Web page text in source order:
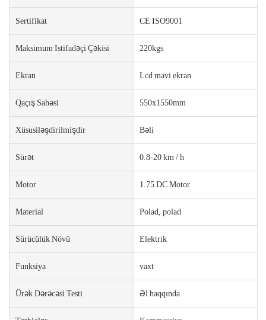
Sertifikat CE ISO9001
Maksimum Istifadəçi Çəkisi 220kgs
Ekran Lcd mavi ekran
Qaçış Sahəsi 550x1550mm
Xüsusiləşdirilmişdir Bəli
Sürət 0.8-20 km / h
Motor 1.75 DC Motor
Material Polad, polad
Sürücülük Növü Elektrik
Funksiya vaxt
Ürək Dərəcəsi Testi Əl haqqında